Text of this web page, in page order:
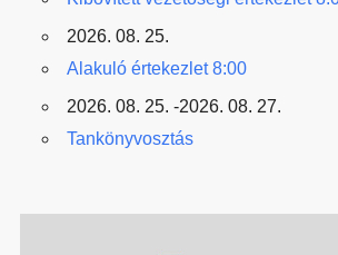
2026. 08. 25.
Alakuló értekezlet 8:00
2026. 08. 25. -2026. 08. 27.
Tankönyvosztás